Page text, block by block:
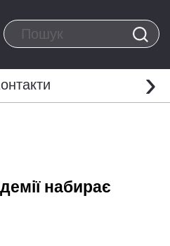
›
набирає